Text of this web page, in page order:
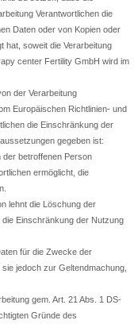
Verantwortlichen die
Daten oder von Kopien oder
hat, soweit die Verarbeitung
center Fertility GmbH wird im
der Verarbeitung
Europäischen Richtlinien- und
die Einschränkung der
gegeben ist:
betroffenen Person
ermöglicht, die
lehnt die Löschung der
Einschränkung der Nutzung
für die Zwecke der
jedoch zur Geltendmachung,
gem. Art. 21 Abs. 1 DS-
Gründe des